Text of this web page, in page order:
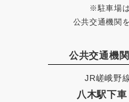
※駐車場
公共交通機関
公共交通機
JR嵯峨野
八木駅下